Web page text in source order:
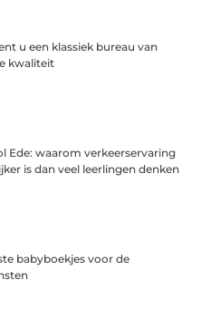
u een klassiek bureau van
kwaliteit
Ede: waarom verkeerservaring
is dan veel leerlingen denken
babyboekjes voor de